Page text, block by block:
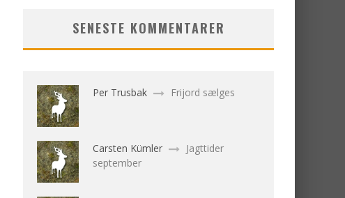
SENESTE KOMMENTARER
Per Trusbak Frijord sælges
Carsten Kümler
Jagttider
september